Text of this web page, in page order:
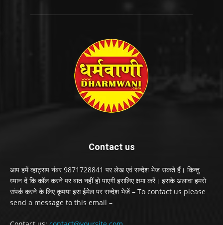
Contact us
आप हमें व्हाट्सप नंबर 9871728841 पर लेख एवं सन्देश भेज सकते हैं। किन्तु
ध्यान दें कि कॉल करने पर बात नहीं हो पाएगी इसलिए क्षमा करें। इसके अलावा हमसे
संपर्क करने के लिए कृपया इस ईमेल पर सन्देश भेजें – To contact us please
send a message to this email –